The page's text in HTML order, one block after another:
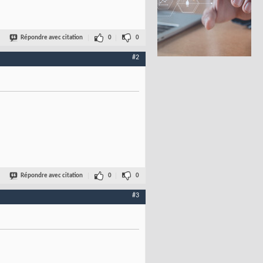
Répondre avec citation 0 0
#2
Répondre avec citation 0 0
#3